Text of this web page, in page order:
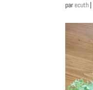
parecuth |